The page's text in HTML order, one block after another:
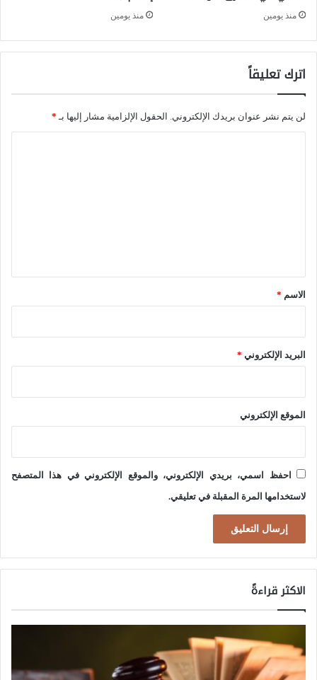
ح
ب
ق
د
ا
ت
ل
م
إ
ل
ى
ل
و
ط
ن
ف
منذ يومين منذ يومين
اترك تعليقاً
لن يتم نشر عنوان بريدك الإلكتروني. الحقول الإلزامية مشار إليها بـ *
*الاسم *
البريد الإلكتروني *
الموقع الإلكتروني
احفظ اسمي، بريدي الإلكتروني، والموقع الإلكتروني في هذا المتصفح
لاستخدامها المرة المقبلة في تعليقي.
الاكثر قراءةً